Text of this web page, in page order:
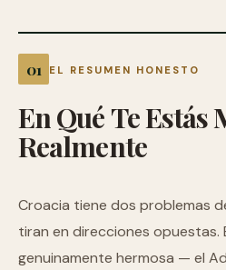
EL RESUMEN HONESTO
EnQuéTeEstás
Realmente
Croacia tiene dos problemas
tiran en direcciones opuestas.
genuinamente hermosa — el